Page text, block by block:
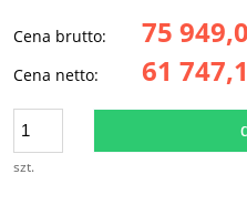
Cena brutto: 75
Cena netto: 61
szt.